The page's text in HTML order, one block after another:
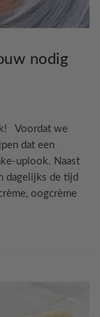
nodig
Voordat we
dat een
uplook. Naast
dagelijks de tijd
oogcrème